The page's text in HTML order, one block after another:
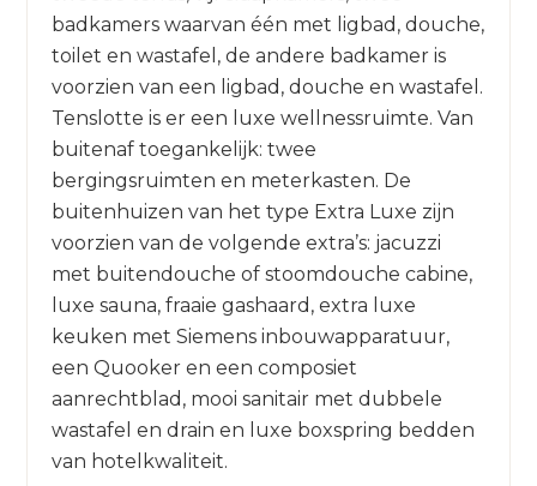
badkamers waarvan één met ligbad, douche,
toilet en wastafel, de andere badkamer is
voorzien van een ligbad, douche en wastafel.
Tenslotte is er een luxe wellnessruimte. Van
buitenaf toegankelijk: twee
bergingsruimten en meterkasten. De
buitenhuizen van het type Extra Luxe zijn
voorzien van de volgende extra’s: jacuzzi
met buitendouche of stoomdouche cabine,
luxe sauna, fraaie gashaard, extra luxe
keuken met Siemens inbouwapparatuur,
een Quooker en een composiet
aanrechtblad, mooi sanitair met dubbele
wastafel en drain en luxe boxspring bedden
van hotelkwaliteit.